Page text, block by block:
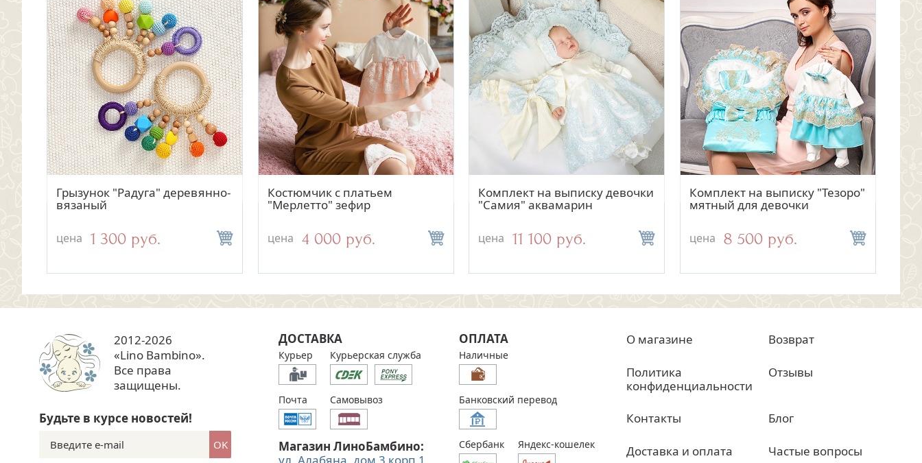
Быстрый просмотр
Грызунок "Радуга" деревянно-
вязаный
цена 1 300 руб.
Быстрый просмотр
Костюмчик с платьем
"Мерлетто" зефир
цена 4 000 руб.
Быстрый просмотр
Костюмчик с платьем
"Мерлетто" крем-брюле
цена 4 000 руб.
Быстрый просмотр
Постельный набор из 5
предметов Кролики
цена 5 500 руб.
Быстрый просмотр
Комплект на выписку
"Мерлетто" аквамарин для
цена 8 500 руб.
Быстрый просмотр
Комплект на выписку "Тезоро"
красный для девочки
цена 8 500 руб.
Быстрый просмотр
Комплект на выписку девочки
"Самия" аквамарин
цена 11 100 руб.
Быстрый просмотр
Комплект на выписку "Тезоро"
мятный для девочки
цена 8 500 руб.
2012-2026
«Lino Bambino».
Все права
защищены.
Будьте в курсе новостей!
OK
ДОСТАВКА
Курьер Курьерская служба
Почта Самовывоз
Магазин ЛиноБамбино:
ОПЛАТА
Наличные
Банковский перевод
Сбербанк Яндекс-кошелек
О магазине Возврат
Политика
конфиденциальности
Отзывы
Контакты Блог
Доставка и оплата Частые вопросы